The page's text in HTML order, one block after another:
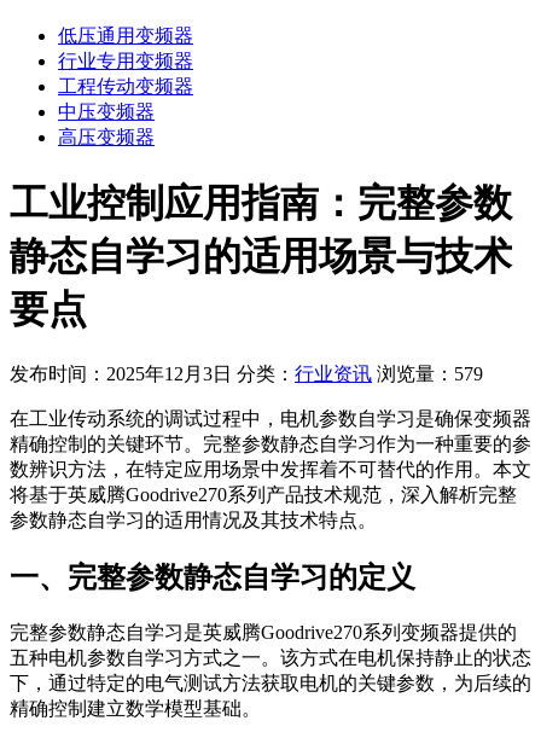
低压通用变频器
行业专用变频器
工程传动变频器
中压变频器
高压变频器
工业控制应用指南：完整参数
静态自学习的适用场景与技术
要点
发布时间：2025年12月3日 分类： 行业资讯 浏览量：579
在工业传动系统的调试过程中，电机参数自学习是确保变频器
精确控制的关键环节。完整参数静态自学习作为一种重要的参
数辨识方法，在特定应用场景中发挥着不可替代的作用。本文
将基于英威腾Goodrive270系列产品技术规范，深入解析完整
参数静态自学习的适用情况及其技术特点。
一、完整参数静态自学习的定义
完整参数静态自学习是英威腾Goodrive270系列变频器提供的
五种电机参数自学习方式之一。该方式在电机保持静止的状态
下，通过特定的电气测试方法获取电机的关键参数，为后续的
精确控制建立数学模型基础。